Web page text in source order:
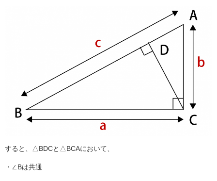
すると、△BDCと△BCAにおいて、
・∠Bは共通